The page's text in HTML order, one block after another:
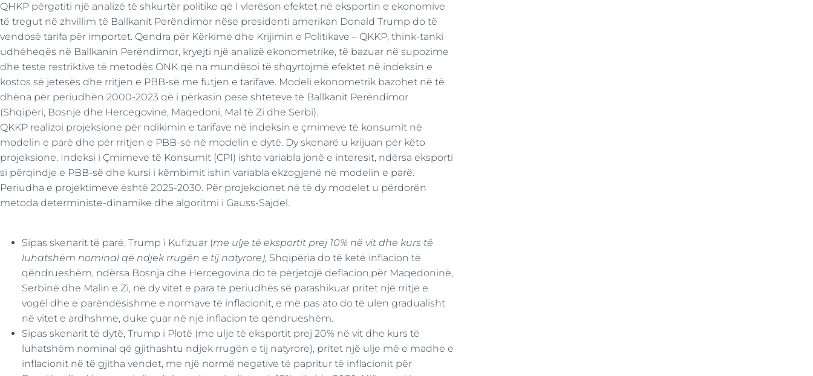
QHKP përgatiti një analizë të shkurtër politike që I vlerëson efektet në eksportin e ekonomive
të tregut në zhvillim të Ballkanit Perëndimor nëse presidenti amerikan Donald Trump do të
vendosë tarifa për importet. Qendra për Kërkime dhe Krijimin e Politikave – QKKP, think-tanki
udhëheqës në Ballkanin Perëndimor, kryejti një analizë ekonometrike, të bazuar në supozime
dhe teste restriktive të metodës ONK që na mundësoi të shqyrtojmë efektet në indeksin e
kostos së jetesës dhe rritjen e PBB-së me futjen e tarifave. Modeli ekonometrik bazohet në të
dhëna për periudhën 2000-2023 që i përkasin pesë shteteve të Ballkanit Perëndimor
(Shqipëri, Bosnjë dhe Hercegovinë, Maqedoni, Mal të Zi dhe Serbi).
QKKP realizoi projeksione për ndikimin e tarifave në indeksin e çmimeve të konsumit në
modelin e parë dhe për rritjen e PBB-së në modelin e dytë. Dy skenarë u krijuan për këto
projeksione. Indeksi i Çmimeve të Konsumit (CPI) ishte variabla jonë e interesit, ndërsa eksporti
si përqindje e PBB-së dhe kursi i këmbimit ishin variabla ekzogjenë në modelin e parë.
Periudha e projektimeve është 2025-2030. Për projekcionet në të dy modelet u përdorën
metoda deterministe-dinamike dhe algoritmi i Gauss-Sajdel.
Sipas skenarit të parë, Trump i Kufizuar (me ulje të eksportit prej 10% në vit dhe kurs të
luhatshëm nominal që ndjek rrugën e tij natyrore), Shqipëria do të ketë inflacion të
qëndrueshëm, ndërsa Bosnja dhe Hercegovina do të përjetojë deflacion,për Maqedoninë,
Serbinë dhe Malin e Zi, në dy vitet e para të periudhës së parashikuar pritet një rritje e
vogël dhe e parëndësishme e normave të inflacionit, e më pas ato do të ulen gradualisht
në vitet e ardhshme, duke çuar në një inflacion të qëndrueshëm.
Sipas skenarit të dytë, Trump i Plotë (me ulje të eksportit prej 20% në vit dhe kurs të
luhatshëm nominal që gjithashtu ndjek rrugën e tij natyrore), pritet një ulje më e madhe e
inflacionit në të gjitha vendet, me një normë negative të papritur të inflacionit për